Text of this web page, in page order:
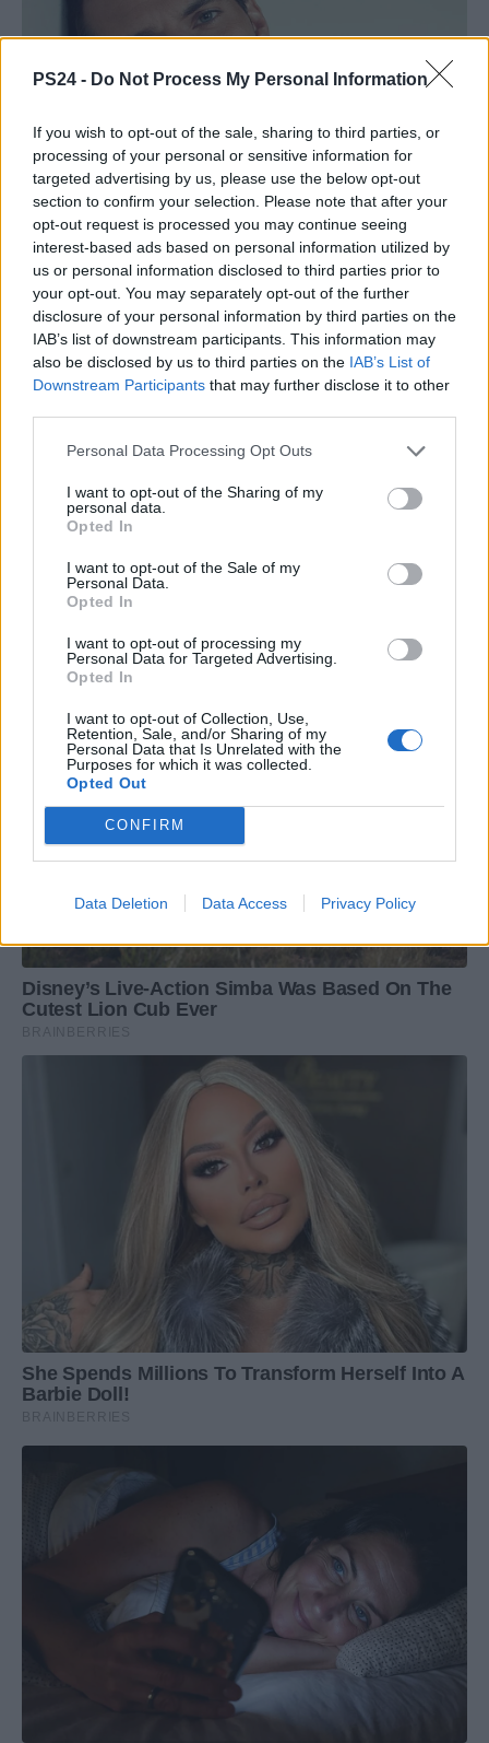
PS24 - Do Not Process My Personal Information
If you wish to opt-out of the sale, sharing to third parties, or
processing of your personal or sensitive information for
targeted advertising by us, please use the below opt-out
section to confirm your selection. Please note that after your
opt-out request is processed you may continue seeing
interest-based ads based on personal information utilized by
us or personal information disclosed to third parties prior to
your opt-out. You may separately opt-out of the further
disclosure of your personal information by third parties on the
IAB’s list of downstream participants. This information may
also be disclosed by us to third parties on the IAB’s List of
Downstream Participants that may further disclose it to other
Personal Data Processing Opt Outs
I want to opt-out of the Sharing of my
personal data.
Opted In
I want to opt-out of the Sale of my
Personal Data.
Opted In
I want to opt-out of processing my
Personal Data for Targeted Advertising.
Opted In
I want to opt-out of Collection, Use,
Retention, Sale, and/or Sharing of my
Personal Data that Is Unrelated with the
Purposes for which it was collected.
Opted Out
CONFIRM
Data Deletion Data Access Privacy Policy